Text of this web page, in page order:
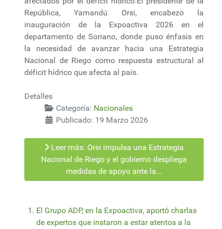
República, Yamandú Orsi, encabezó la
inauguración de la Expoactiva 2026 en el
departamento de Soriano, donde puso énfasis en
la necesidad de avanzar hacia una Estrategia
Nacional de Riego como respuesta estructural al
déficit hídrico que afecta al país.
Detalles
Categoría: Nacionales
Publicado: 19 Marzo 2026
Leer más: Orsi impulsa una Estrategia
Nacional de Riego y el gobierno despliega
medidas de apoyo ante la...
El Grupo ADP, en la Expoactiva, aportó charlas
de expertos que instaron a estar atentos a la